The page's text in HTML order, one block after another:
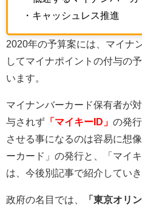
・キャッシュレス推進
2020年の予算案には、マイナ
してマイナポイントの付与の
います。
マイナンバーカード保有者が
与されず 「マイキーID」 の発
させる事になるのは容易に想
ーカード」の発行と、「マイ
は、今後別記事で紹介していき
政府の名目では、 「東京オリ